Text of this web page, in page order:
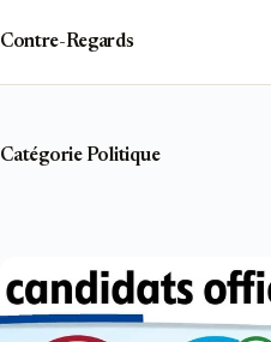
contenu
Contre-Regards
CatégoriePolitique